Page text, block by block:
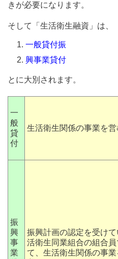
きが必要になります。
そして「生活衛生融資」は、
一般貸付振
興事業貸付
とに大別されます。
一
般
貸
付
生活衛生関係の事業を
振
興
事
業
振興計画の認定を受けて
活衛生同業組合の組合員
て、生活衛生関係の事